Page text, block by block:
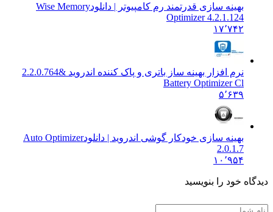
بهینه سازی قدرتمند رم کامپیوتر | دانلودWise Memory
Optimizer 4.2.1.124
۱۷٬۷۴۲
نرم افزار بهینه ساز باتری و پاک کننده اندروید &2.2.0.764
Battery Optimizer Cl
۵٬۶۳۹
بهینه سازی خودکار گوشی اندروید | دانلودAuto Optimizer
2.0.1.7
۱۰٬۹۵۴
دیدگاه خود را بنویسید